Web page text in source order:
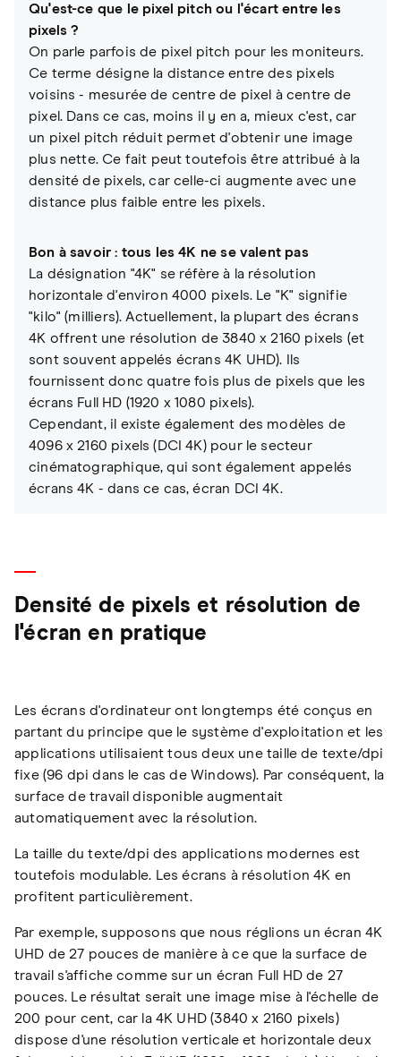
Qu'est-ce que le pixel pitch ou l'écart entre les
pixels ?
On parle parfois de pixel pitch pour les moniteurs.
Ce terme désigne la distance entre des pixels
voisins - mesurée de centre de pixel à centre de
pixel. Dans ce cas, moins il y en a, mieux c'est, car
un pixel pitch réduit permet d'obtenir une image
plus nette. Ce fait peut toutefois être attribué à la
densité de pixels, car celle-ci augmente avec une
distance plus faible entre les pixels.
Bon à savoir : tous les 4K ne se valent pas
La désignation "4K" se réfère à la résolution
horizontale d'environ 4000 pixels. Le "K" signifie
"kilo" (milliers). Actuellement, la plupart des écrans
4K offrent une résolution de 3840 x 2160 pixels (et
sont souvent appelés écrans 4K UHD). Ils
fournissent donc quatre fois plus de pixels que les
écrans Full HD (1920 x 1080 pixels).
Cependant, il existe également des modèles de
4096 x 2160 pixels (DCI 4K) pour le secteur
cinématographique, qui sont également appelés
écrans 4K - dans ce cas, écran DCI 4K.
Densité de pixels et résolution de
l'écran en pratique
Les écrans d'ordinateur ont longtemps été conçus en
partant du principe que le système d'exploitation et les
applications utilisaient tous deux une taille de texte/dpi
fixe (96 dpi dans le cas de Windows). Par conséquent, la
surface de travail disponible augmentait
automatiquement avec la résolution.
La taille du texte/dpi des applications modernes est
toutefois modulable. Les écrans à résolution 4K en
profitent particulièrement.
Par exemple, supposons que nous réglions un écran 4K
UHD de 27 pouces de manière à ce que la surface de
travail s'affiche comme sur un écran Full HD de 27
pouces. Le résultat serait une image mise à l'échelle de
200 pour cent, car la 4K UHD (3840 x 2160 pixels)
dispose d'une résolution verticale et horizontale deux